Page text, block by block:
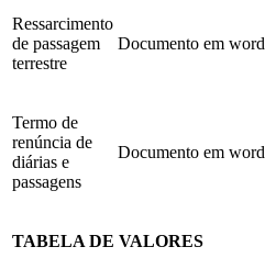
Ressarcimento
de passagem
terrestre
Documento em word
Termo de
renúncia de
diárias e
passagens
Documento em word
TABELA DE VALORES